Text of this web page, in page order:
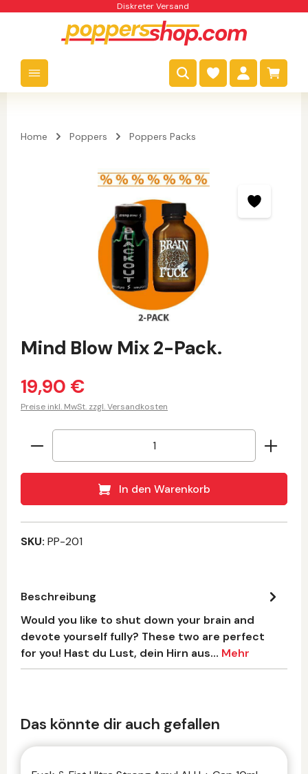
springen
Diskreter Versand
Home Poppers Poppers Packs
Bildergalerie überspringen
Mind Blow Mix 2-Pack.
19,90 €
Preise inkl. MwSt. zzgl. Versandkosten
Produkt Anzahl: Gib den gewünschten
In den Warenkorb
SKU: PP-201
Beschreibung
Would you like to shut down your brain and
devote yourself fully? These two are perfect
for you! Hast du Lust, dein Hirn aus… Mehr
Produktgalerie überspringen
Das könnte dir auch gefallen